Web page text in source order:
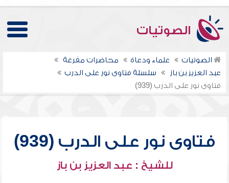
الصوتيات
الصوتيات علماء ودعاة
محاضرات مفرغة
عبد العزيز بن باز
سلسلة فتاوى نور على الدرب
فتاوى نور على الدرب (939)
فتاوى نور على الدرب (939)
للشيخ : عبد العزيز بن باز